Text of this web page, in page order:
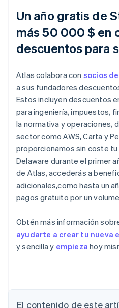
Un año gratis de
más 50 000 $ en
descuentos para
Atlas colabora con socios
a sus fundadores
Estos incluyen descuentos
para ingeniería, impuestos,
la normativa y operaciones,
sector como AWS, Carta y
proporcionamos sin coste
Delaware durante el primer
de Atlas, accederás a
adicionales,como hasta un
pagos gratuito por un
Obtén más información
ayudarte a crear tu nueva
y sencilla y empieza hoy
El contenido de este